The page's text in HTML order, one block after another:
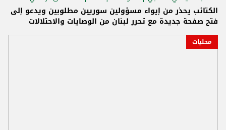
الكتائب يحذر من إيواء مسؤولين سوريين مطلوبين ويدعو إلى
فتح صفحة جديدة مع تحرر لبنان من الوصايات والاحتلالات
محليات